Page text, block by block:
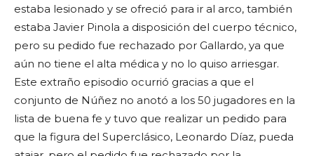
estaba lesionado y se ofreció para ir al arco, también
estaba Javier Pinola a disposición del cuerpo técnico,
pero su pedido fue rechazado por Gallardo, ya que
aún no tiene el alta médica y no lo quiso arriesgar.
Este extraño episodio ocurrió gracias a que el
conjunto de Núñez no anotó a los 50 jugadores en la
lista de buena fe y tuvo que realizar un pedido para
que la figura del Superclásico, Leonardo Díaz, pueda